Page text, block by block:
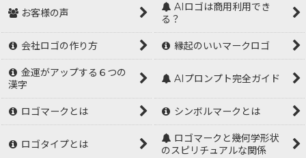
お客様の声
AIロゴは商用利用でき
る？
会社ロゴの作り方 縁起のいいマークロゴ
金運がアップする６つの
漢字
AIプロンプト完全ガイド
ロゴマークとは シンボルマークとは
ロゴタイプとは
ロゴマークと幾何学形状
のスピリチュアルな関係